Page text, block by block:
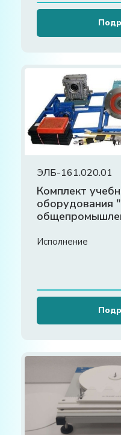
ЭЛБ-161.020.01
Комплект
оборудования
Исполнение